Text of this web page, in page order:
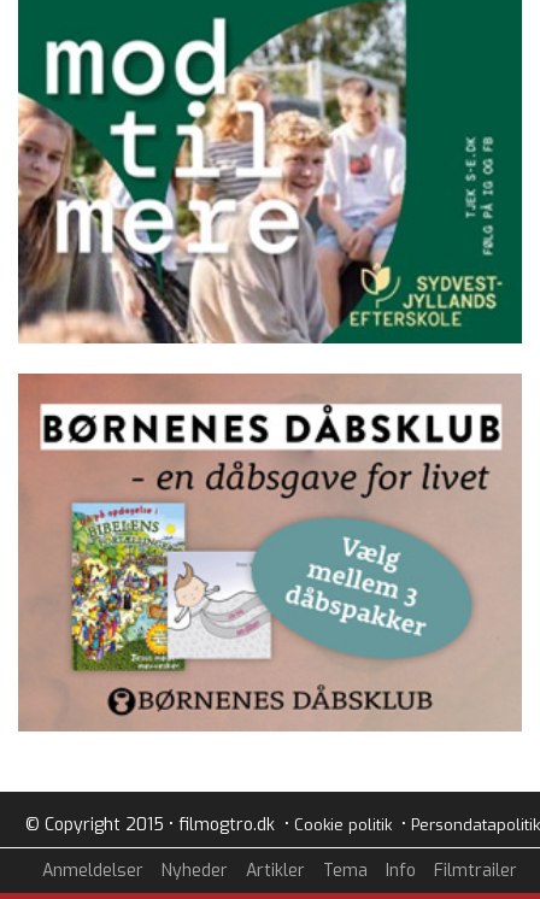
© Copyright 2015 • filmogtro.dk • Cookie politik• Persondatapolitik
Anmeldelser Nyheder Artikler Tema Info Filmtrailer